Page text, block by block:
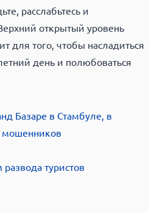
расслабьтесь и
открытый уровень
для того, чтобы насладиться
день и полюбоваться
развода туристов